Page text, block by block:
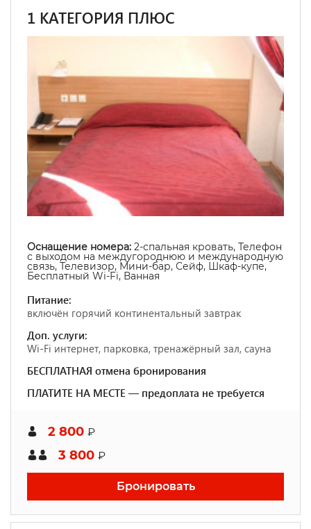
1 КАТЕГОРИЯ ПЛЮС
Оснащение номера: 2-спальная кровать, Телефон
с выходом на междугороднюю и международную
связь, Телевизор, Мини-бар, Сейф, Шкаф-купе,
Бесплатный Wi-Fi, Ванная
Питание:
включён горячий континентальный завтрак
Доп. услуги:
Wi-Fi интернет, парковка, тренажёрный зал, сауна
БЕСПЛАТНАЯ отмена бронирования
ПЛАТИТЕ НА МЕСТЕ — предоплата не требуется
2 800 ₽
3 800 ₽
Бронировать